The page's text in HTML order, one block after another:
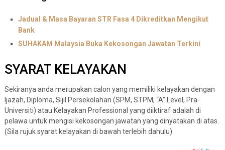
Jadual & Masa Bayaran STR Fasa 4 Dikreditkan Mengikut
Bank
SUHAKAM Malaysia Buka Kekosongan Jawatan Terkini
SYARAT KELAYAKAN
Sekiranya anda merupakan calon yang memiliki kelayakan dengan
Ijazah, Diploma, Sijil Persekolahan (SPM, STPM, “A” Level, Pra-
Universiti) atau Kelayakan Professional yang diiktiraf adalah di
pelawa untuk mengisi kekosongan jawatan yang dinyatakan di atas.
(Sila rujuk syarat kelayakan di bawah terlebih dahulu)